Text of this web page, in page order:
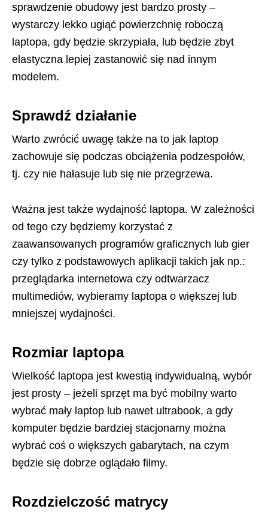
sprawdzenie obudowy jest bardzo prosty –
wystarczy lekko ugiąć powierzchnię roboczą
laptopa, gdy będzie skrzypiała, lub będzie zbyt
elastyczna lepiej zastanowić się nad innym
modelem.
Sprawdź działanie
Warto zwrócić uwagę także na to jak laptop
zachowuje się podczas obciążenia podzespołów,
tj. czy nie hałasuje lub się nie przegrzewa.
Ważna jest także wydajność laptopa. W zależności
od tego czy będziemy korzystać z
zaawansowanych programów graficznych lub gier
czy tylko z podstawowych aplikacji takich jak np.:
przeglądarka internetowa czy odtwarzacz
multimediów, wybieramy laptopa o większej lub
mniejszej wydajności.
Rozmiar laptopa
Wielkość laptopa jest kwestią indywidualną, wybór
jest prosty – jeżeli sprzęt ma być mobilny warto
wybrać mały laptop lub nawet ultrabook, a gdy
komputer będzie bardziej stacjonarny można
wybrać coś o większych gabarytach, na czym
będzie się dobrze oglądało filmy.
Rozdzielczość matrycy